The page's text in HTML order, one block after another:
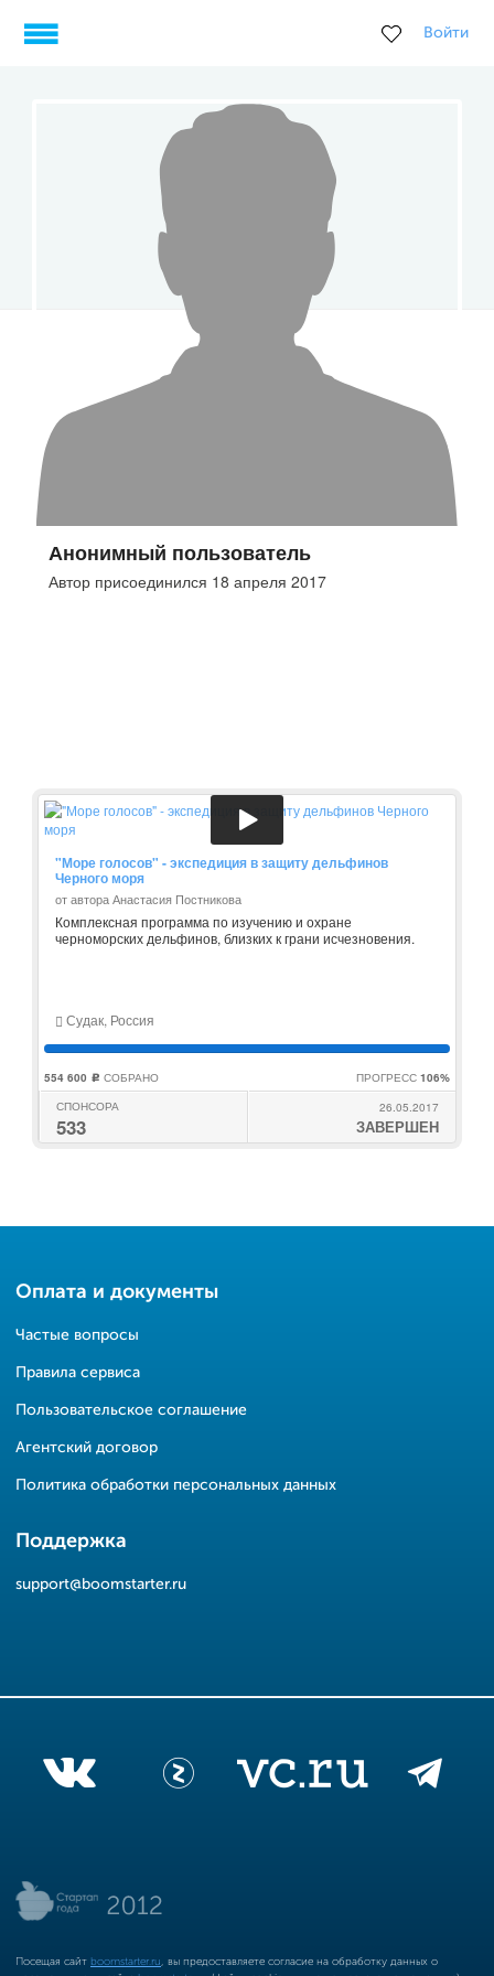
Войти
Анонимный пользователь
Автор присоединился 18 апреля 2017
"Море голосов" - экспедиция в защиту дельфинов
Черного моря
от автора Анастасия Постникова
Комплексная программа по изучению и охране
черноморских дельфинов, близких к грани исчезновения.
Судак, Россия
554 600 c СОБРАНО ПРОГРЕСС 106%
СПОНСОРА
533
26.05.2017
ЗАВЕРШЕН
Оплата и документы
Частые вопросы
Правила сервиса
Пользовательское соглашение
Агентский договор
Политика обработки персональных данных
Поддержка
support@boomstarter.ru
Посещая сайт boomstarter.ru , вы предоставляете согласие на обработку данных о